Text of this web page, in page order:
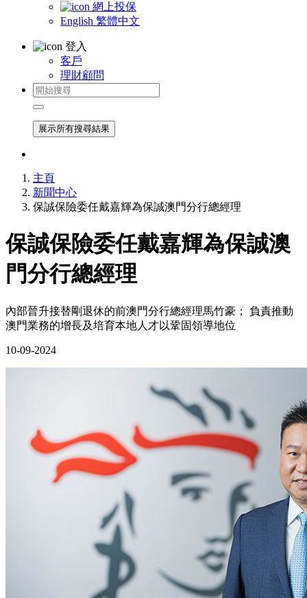
網上投保
English 繁體中文
登入
客戶
理財顧問
展示所有搜尋結果
主頁
新聞中心
保誠保險委任戴嘉輝為保誠澳門分行總經理
保誠保險委任戴嘉輝為保誠澳
門分行總經理
內部晉升接替剛退休的前澳門分行總經理馬竹豪； 負責推動
澳門業務的增長及培育本地人才以鞏固領導地位
10-09-2024